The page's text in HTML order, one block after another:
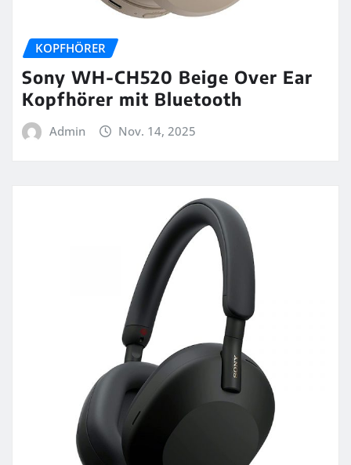
KOPFHÖRER
Sony WH-CH520 Beige Over Ear
Kopfhörer mit Bluetooth
Admin Nov. 14, 2025